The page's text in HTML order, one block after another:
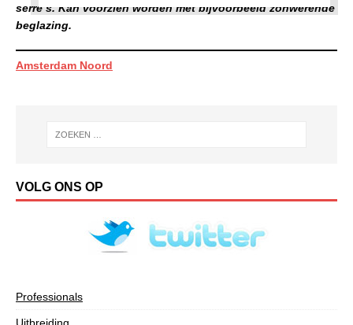
serre’s. Kan voorzien worden met bijvoorbeeld zonwerende
beglazing.
Amsterdam Noord
VOLG ONS OP
Professionals